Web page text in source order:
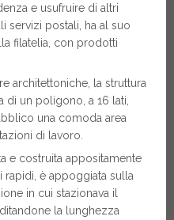
e usufruire di altri
servizi postali, ha al suo
filatelia, con prodotti
architettoniche, la struttura
di un poligono, a 16 lati,
una comoda area
di lavoro.
e costruita appositamente
è appoggiata sulla
in cui stazionava il
la lunghezza